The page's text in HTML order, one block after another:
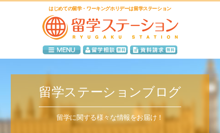
はじめての留学・ワーキングホリデーは留学ステーション
留学ステーションブログ
留学に関する様々な情報をお届け！